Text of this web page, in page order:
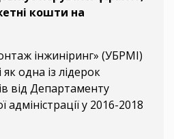
кошти на
інжиніринг» (УБРМІ)
одна із лідерок
від Департаменту
у 2016-2018